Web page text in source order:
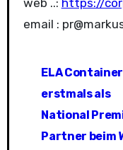
web ..: https://
email :
ELA Container
erstmals als
National
Partner beim